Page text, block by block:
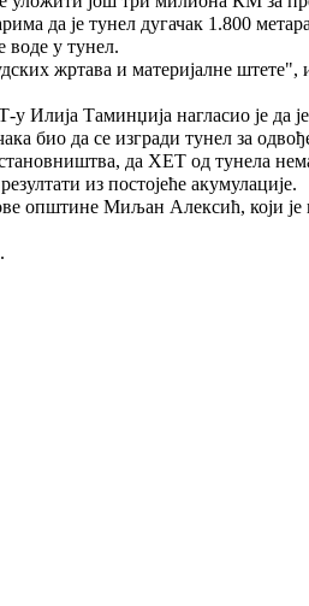
да је тунел дугачак 1.800
воде у тунел.
жртава и материјалне
Илија Таминџија нагласио је
био да се изгради тунел за
да ХЕТ од тунела
из постојеће акумулације.
општине Миљан Алексић, који